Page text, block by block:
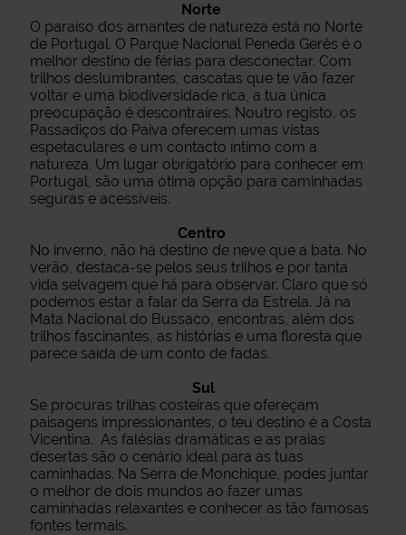
Norte
O paraíso dos amantes de natureza está no Norte
de Portugal. O Parque Nacional Peneda Gerês é o
melhor destino de férias para desconectar. Com
trilhos deslumbrantes, cascatas que te vão fazer
voltar e uma biodiversidade rica, a tua única
preocupação é descontraíres. Noutro registo, os
Passadiços do Paiva oferecem umas vistas
espetaculares e um contacto íntimo com a
natureza. Um lugar obrigatório para conhecer em
Portugal, são uma ótima opção para caminhadas
seguras e acessíveis.
Centro
No inverno, não há destino de neve que a bata. No
verão, destaca-se pelos seus trilhos e por tanta
vida selvagem que há para observar. Claro que só
podemos estar a falar da Serra da Estrela. Já na
Mata Nacional do Bussaco, encontras, além dos
trilhos fascinantes, as histórias e uma floresta que
parece saída de um conto de fadas.
Sul
Se procuras trilhas costeiras que ofereçam
paisagens impressionantes, o teu destino é a Costa
Vicentina. As falésias dramáticas e as praias
desertas são o cenário ideal para as tuas
caminhadas. Na Serra de Monchique, podes juntar
o melhor de dois mundos ao fazer umas
caminhadas relaxantes e conhecer as tão famosas
fontes termais.